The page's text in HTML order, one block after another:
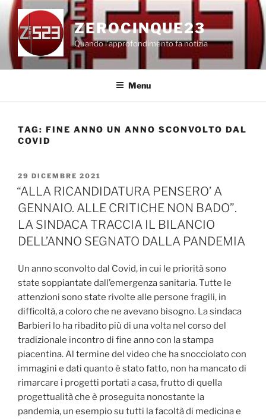
Salta
contenuto
ZEROCINQUE23
Quando l'approfondimento fa notizia
Menu
TAG: FINE ANNO UN ANNO SCONVOLTO DAL
COVID
PUBBLICATO
IL
29 DICEMBRE 2021
“ALLA RICANDIDATURA PENSERO’ A
GENNAIO. ALLE CRITICHE NON BADO”.
LA SINDACA TRACCIA IL BILANCIO
DELL’ANNO SEGNATO DALLA PANDEMIA
Un anno sconvolto dal Covid, in cui le priorità sono
state soppiantate dall’emergenza sanitaria. Tutte le
attenzioni sono state rivolte alle persone fragili, in
difficoltà, a coloro che ne avevano bisogno. La sindaca
Barbieri lo ha ribadito più di una volta nel corso del
tradizionale incontro di fine anno con la stampa
piacentina. Al termine del video che ha snocciolato con
immagini e dati quanto è stato fatto, non ha mancato di
rimarcare i progetti portati a casa, frutto di quella
progettualità che è proseguita nonostante la
pandemia, un esempio su tutti la facoltà di medicina e